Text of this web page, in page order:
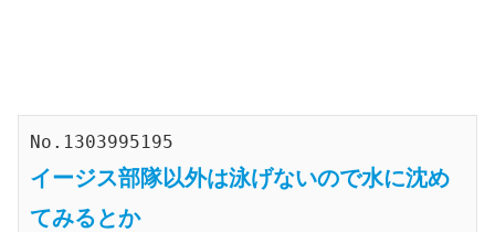
No.1303995195
イージス部隊以外は泳げないので水に沈め
てみるとか